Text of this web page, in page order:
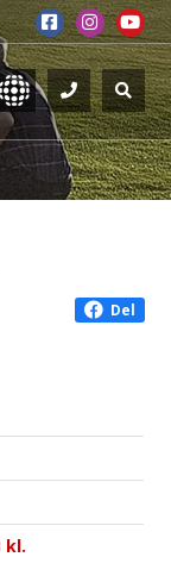
Del
kl.